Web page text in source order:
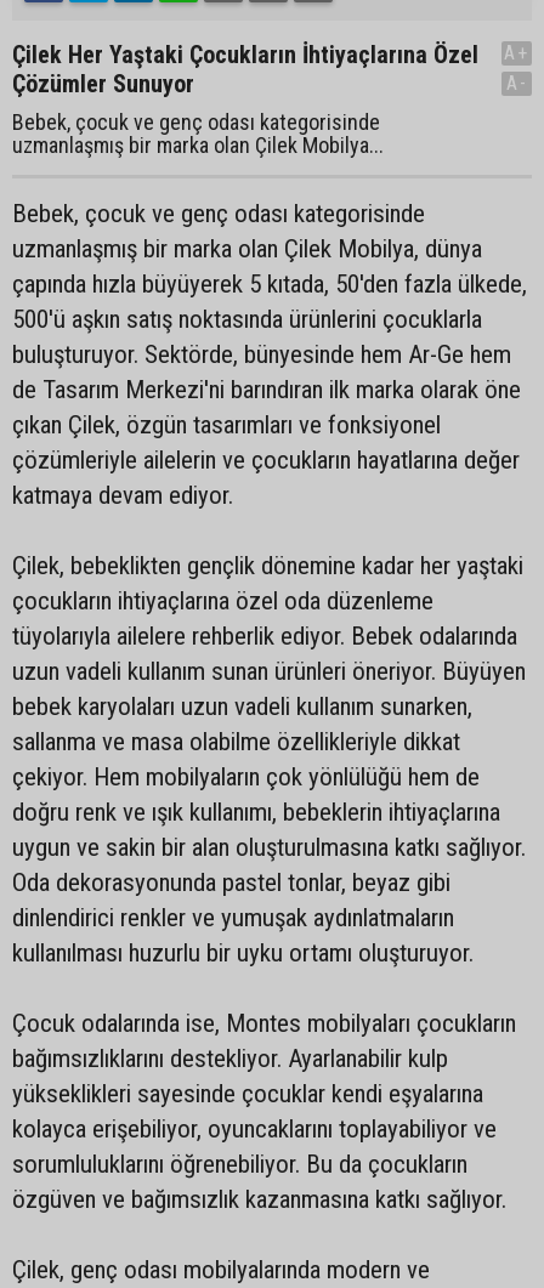
Çilek Her Yaştaki Çocukların İhtiyaçlarına Özel
Çözümler Sunuyor
Bebek, çocuk ve genç odası kategorisinde
uzmanlaşmış bir marka olan Çilek Mobilya...
A+
A-
Bebek, çocuk ve genç odası kategorisinde
uzmanlaşmış bir marka olan Çilek Mobilya, dünya
çapında hızla büyüyerek 5 kıtada, 50'den fazla ülkede,
500'ü aşkın satış noktasında ürünlerini çocuklarla
buluşturuyor. Sektörde, bünyesinde hem Ar-Ge hem
de Tasarım Merkezi'ni barındıran ilk marka olarak öne
çıkan Çilek, özgün tasarımları ve fonksiyonel
çözümleriyle ailelerin ve çocukların hayatlarına değer
katmaya devam ediyor.
Çilek, bebeklikten gençlik dönemine kadar her yaştaki
çocukların ihtiyaçlarına özel oda düzenleme
tüyolarıyla ailelere rehberlik ediyor. Bebek odalarında
uzun vadeli kullanım sunan ürünleri öneriyor. Büyüyen
bebek karyolaları uzun vadeli kullanım sunarken,
sallanma ve masa olabilme özellikleriyle dikkat
çekiyor. Hem mobilyaların çok yönlülüğü hem de
doğru renk ve ışık kullanımı, bebeklerin ihtiyaçlarına
uygun ve sakin bir alan oluşturulmasına katkı sağlıyor.
Oda dekorasyonunda pastel tonlar, beyaz gibi
dinlendirici renkler ve yumuşak aydınlatmaların
kullanılması huzurlu bir uyku ortamı oluşturuyor.
Çocuk odalarında ise, Montes mobilyaları çocukların
bağımsızlıklarını destekliyor. Ayarlanabilir kulp
yükseklikleri sayesinde çocuklar kendi eşyalarına
kolayca erişebiliyor, oyuncaklarını toplayabiliyor ve
sorumluluklarını öğrenebiliyor. Bu da çocukların
özgüven ve bağımsızlık kazanmasına katkı sağlıyor.
Çilek, genç odası mobilyalarında modern ve